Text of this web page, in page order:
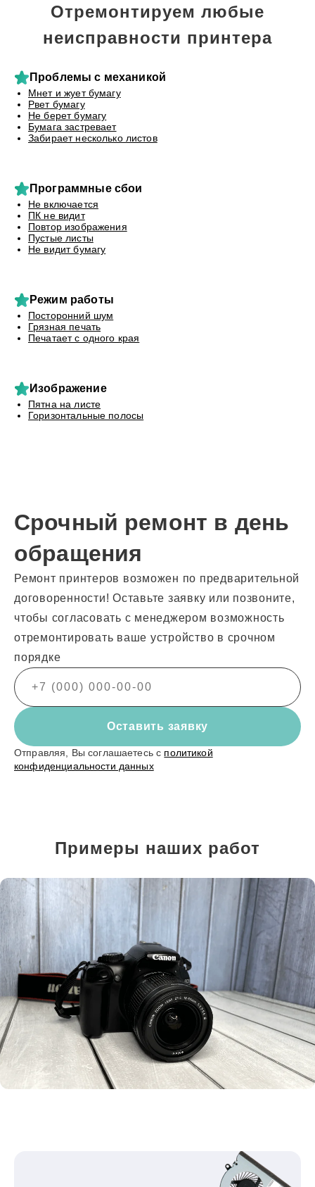
Отремонтируем любые
неисправности принтера
Проблемы с механикой
Мнет и жует бумагу
Рвет бумагу
Не берет бумагу
Бумага застревает
Забирает несколько листов
Программные сбои
Не включается
ПК не видит
Повтор изображения
Пустые листы
Не видит бумагу
Режим работы
Посторонний шум
Грязная печать
Печатает с одного края
Изображение
Пятна на листе
Горизонтальные полосы
Срочный ремонт в день
обращения
Ремонт принтеров возможен по предварительной
договоренности! Оставьте заявку или позвоните,
чтобы согласовать с менеджером возможность
отремонтировать ваше устройство в срочном
порядке
Оставить заявку
Отправляя, Вы соглашаетесь с политикой
конфиденциальности данных
Примеры наших работ